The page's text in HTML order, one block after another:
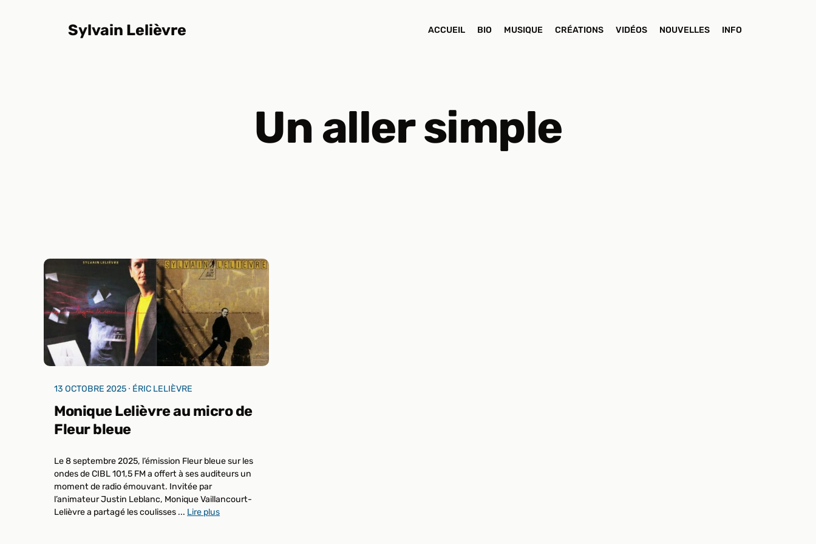
Sylvain Lelièvre ACCUEIL BIO MUSIQUE CRÉATIONS VIDÉOS NOUVELLES INFO
Un aller simple
Monique Lelièvre au micro de
Fleur bleue
13 OCTOBRE 2025 ⸱ ÉRIC LELIÈVRE
Le 8 septembre 2025, l’émission Fleur bleue sur les
ondes de CIBL 101,5 FM a offert à ses auditeurs un
moment de radio émouvant. Invitée par
l’animateur Justin Leblanc, Monique Vaillancourt-
Lelièvre a partagé les coulisses ... Lire plus